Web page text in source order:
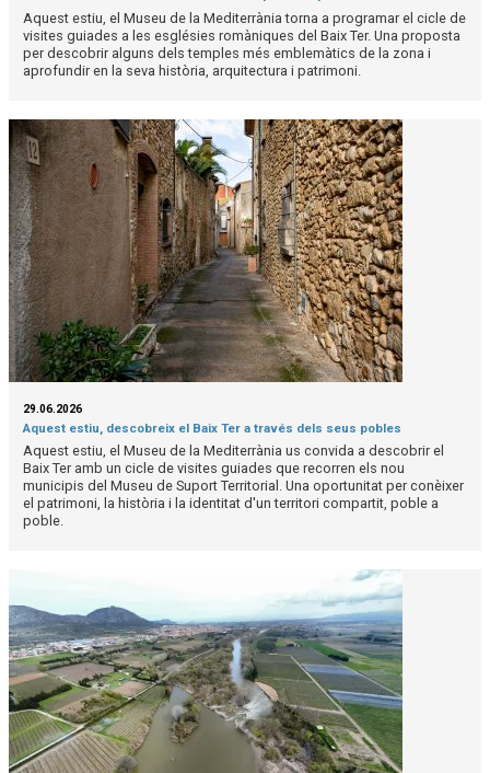
Aquest estiu, el Museu de la Mediterrània torna a programar el cicle de
visites guiades a les esglésies romàniques del Baix Ter. Una proposta
per descobrir alguns dels temples més emblemàtics de la zona i
aprofundir en la seva història, arquitectura i patrimoni.
29.06.2026
Aquest estiu, descobreix el Baix Ter a través dels seus pobles
Aquest estiu, el Museu de la Mediterrània us convida a descobrir el
Baix Ter amb un cicle de visites guiades que recorren els nou
municipis del Museu de Suport Territorial. Una oportunitat per conèixer
el patrimoni, la història i la identitat d'un territori compartit, poble a
poble.